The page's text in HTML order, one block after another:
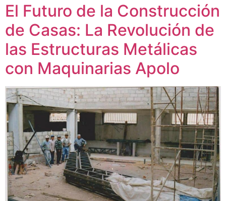
El Futuro de la Construcción
de Casas: La Revolución de
las Estructuras Metálicas
con Maquinarias Apolo